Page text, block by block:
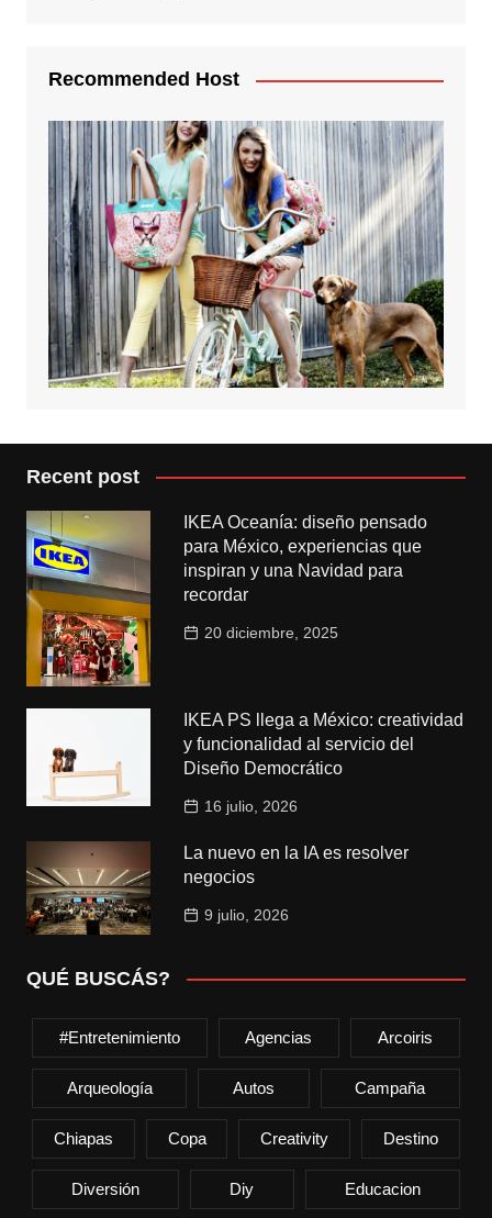
Recommended Host
Recent post
IKEA Oceanía: diseño pensado
para México, experiencias que
inspiran y una Navidad para
recordar
20 diciembre, 2025
IKEA PS llega a México: creatividad
y funcionalidad al servicio del
Diseño Democrático
16 julio, 2026
La nuevo en la IA es resolver
negocios
9 julio, 2026
QUÉ BUSCÁS?
#entretenimiento Agencias Arcoiris
Arqueología Autos Campaña
Chiapas Copa Creativity Destino
Diversión Diy Educacion